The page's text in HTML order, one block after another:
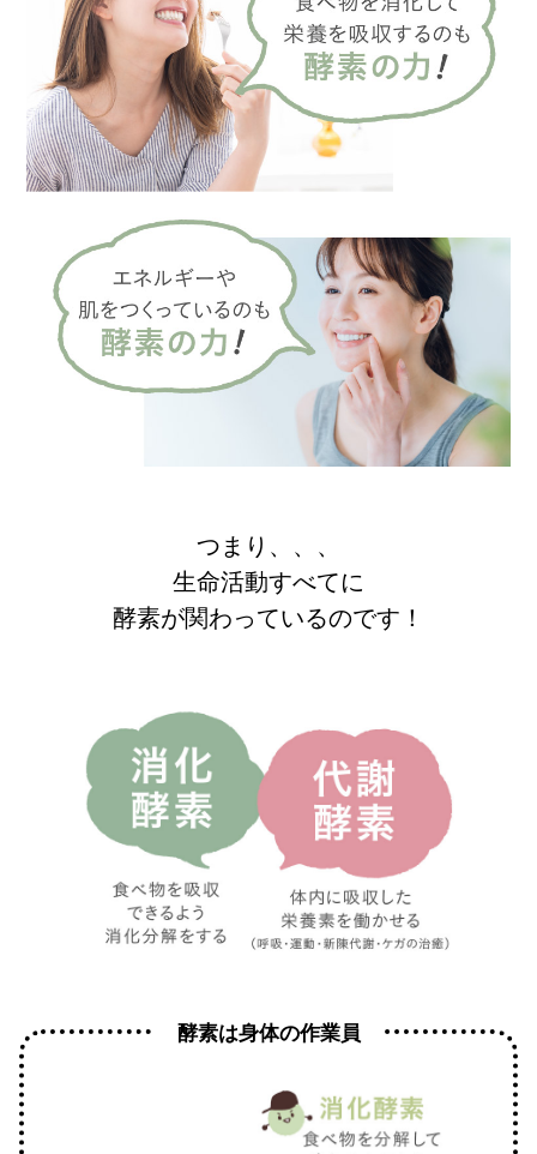
つまり、、、
生命活動すべてに
酵素が関わっているのです！
酵素は身体の作業員